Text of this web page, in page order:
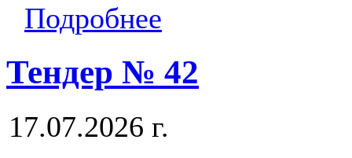
Подробнее
Тендер № 42
17.07.2026 г.